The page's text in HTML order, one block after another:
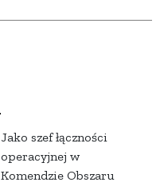
Jako szef łączności
operacyjnej w
Komendzie Obszaru